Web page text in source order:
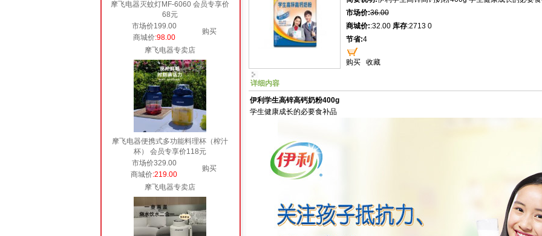
摩飞电器灭蚊灯MF-6060 会员专享价
68元
市场价199.00
购买
商城价:98.00
摩飞电器专卖店
摩飞电器便携式多功能料理杯（榨汁
杯） 会员专享价118元
市场价329.00
购买
商城价:219.00
摩飞电器专卖店
市场价:36.00
商城价::32.00 库存:2713 0
节省:4
购买 收藏
详细内容
伊利学生高锌高钙奶粉400g
学生健康成长的必要食补品